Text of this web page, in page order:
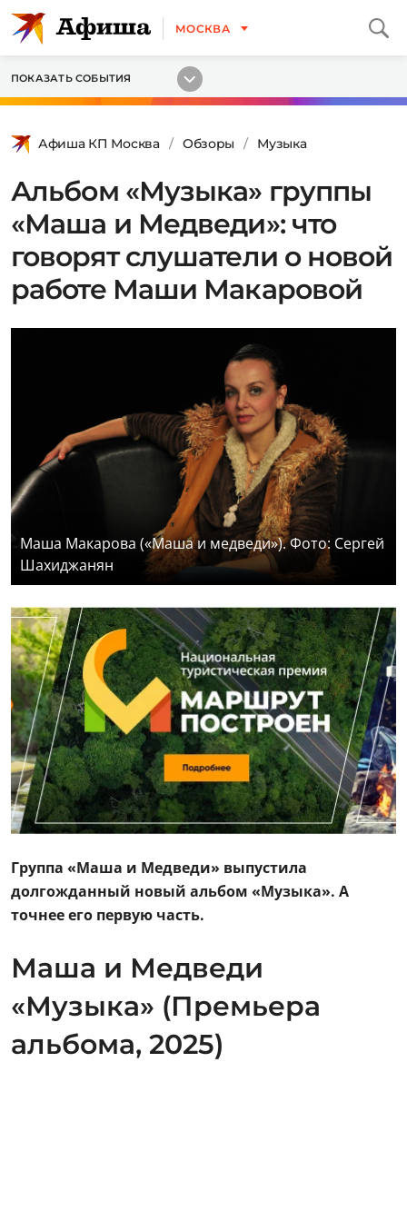
МОСКВА
ПОКАЗАТЬ СОБЫТИЯ
Афиша КП Москва Обзоры Музыка
Альбом «Музыка» группы
«Маша и Медведи»: что
говорят слушатели о новой
работе Маши Макаровой
Маша Макарова («Маша и медведи»). Фото: Сергей
Шахиджанян
Группа «Маша и Медведи» выпустила
долгожданный новый альбом «Музыка». А
точнее его первую часть.
Маша и Медведи
«Музыка» (Премьера
альбома, 2025)